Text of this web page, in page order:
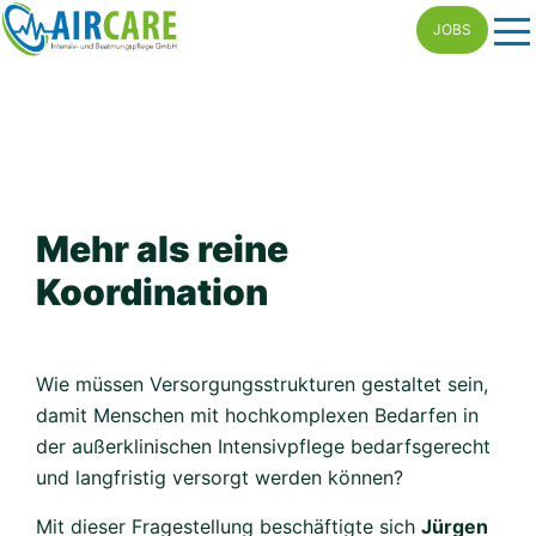
Skip
to
JOBS
Mehr als reine
Koordination
Wie müssen Versorgungsstrukturen gestaltet sein,
damit Menschen mit hochkomplexen Bedarfen in
der außerklinischen Intensivpflege bedarfsgerecht
und langfristig versorgt werden können?
Mit dieser Fragestellung beschäftigte sich Jürgen